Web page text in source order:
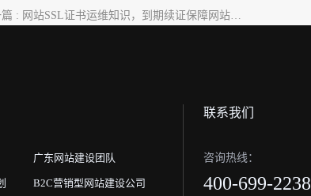
篇 : 网站SSL证书运维知识，到期续证保障网站安
广东网站建设团队
B2C营销型网站建设公司
联系我们
咨询热线：
400-699-2238